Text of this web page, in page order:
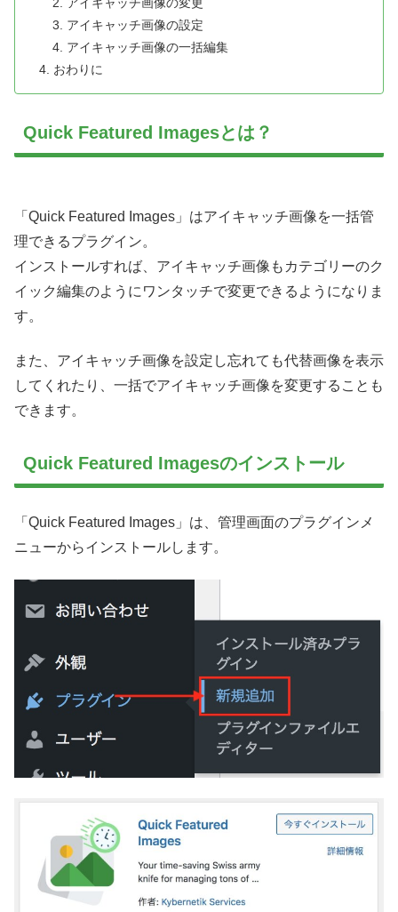
アイキャッチ画像の設定
アイキャッチ画像の一括編集
おわりに
Quick Featured Imagesとは？
「Quick Featured Images」はアイキャッチ画像を一括管
理できるプラグイン。
インストールすれば、アイキャッチ画像もカテゴリーのク
イック編集のようにワンタッチで変更できるようになりま
す。
また、アイキャッチ画像を設定し忘れても代替画像を表示
してくれたり、一括でアイキャッチ画像を変更することも
できます。
Quick Featured Imagesのインストール
「Quick Featured Images」は、管理画面のプラグインメ
ニューからインストールします。